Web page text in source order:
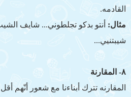
القادمه.
مثال: أنتو بدكو تجلطوني... شايف
شيبتنيي...
٨- المقارنة
المقارنه تترك أبناءنا مع شعور أنّهم